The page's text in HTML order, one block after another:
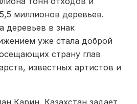
миллионов деревьев.
деревьев в знак
уже стала доброй
страну глав
известных артистов и
Карин, Казахстан задает